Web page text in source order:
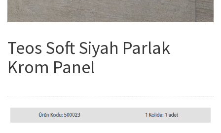
Teos Soft Siyah Parlak
Krom Panel